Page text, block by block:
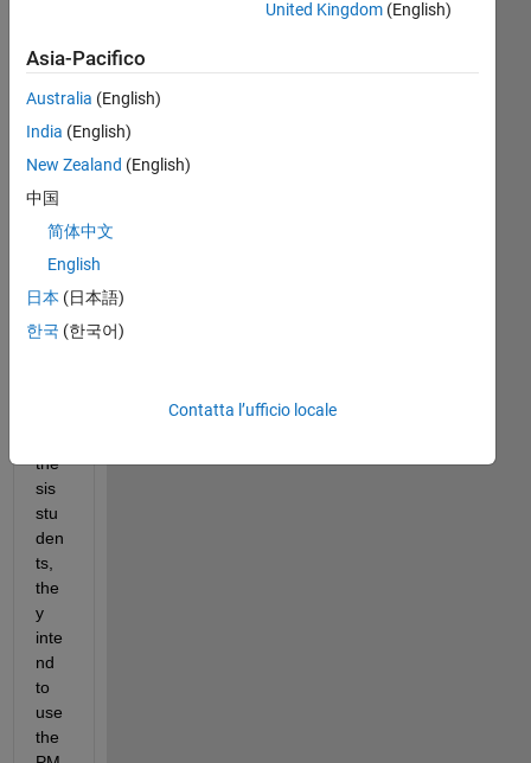
Hell
o,
I'm
a
Ph
sup
ervi
sin
cou
the
sis
stu
den
ts,
the
y
inte
nd
to
use
the
United Kingdom(English)
Asia-Pacifico
Australia (English)
India (English)
New Zealand (English)
中国
简体中文
English
日本 (日本語)
한국 (한국어)
Contatta l’ufficio locale